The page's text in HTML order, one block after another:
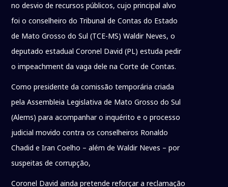
no desvio de recursos públicos, cujo principal alvo
foi o conselheiro do Tribunal de Contas do Estado
de Mato Grosso do Sul (TCE-MS) Waldir Neves, o
deputado estadual Coronel David (PL) estuda pedir
o impeachment da vaga dele na Corte de Contas.
Como presidente da comissão temporária criada
pela Assembleia Legislativa de Mato Grosso do Sul
(Alems) para acompanhar o inquérito e o processo
judicial movido contra os conselheiros Ronaldo
Chadid e Iran Coelho – além de Waldir Neves – por
suspeitas de corrupção,
Coronel David ainda pretende reforçar a reclamação